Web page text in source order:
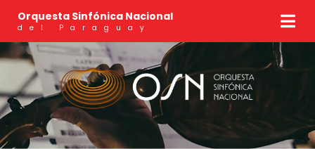
Orquesta Sinfónica Nacional
del Paraguay